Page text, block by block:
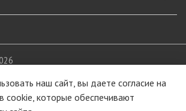
наш сайт, вы даете согласие на
cookie, которые обеспечивают